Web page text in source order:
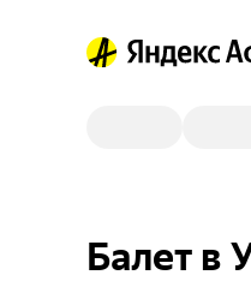
Балет в